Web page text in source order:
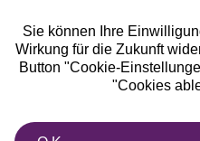
Sie können Ihre
Wirkung für die Zukunft
Button "Cookie-
"Cookies